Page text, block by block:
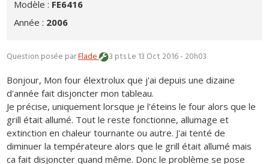
Modèle : FE6416
Année : 2006
Question posée parFlade 3 ptsLe 13 Oct 2016 - 20h03
Bonjour, Mon four élextrolux que j'ai depuis une dizaine
d'année fait disjoncter mon tableau.
Je précise, uniquement lorsque je l'éteins le four alors que le
grill était allumé. Tout le reste fonctionne, allumage et
extinction en chaleur tournante ou autre. J'ai tenté de
diminuer la températeure alors que le grill était allumé mais
ca fait disjoncter quand même. Donc le problème se pose